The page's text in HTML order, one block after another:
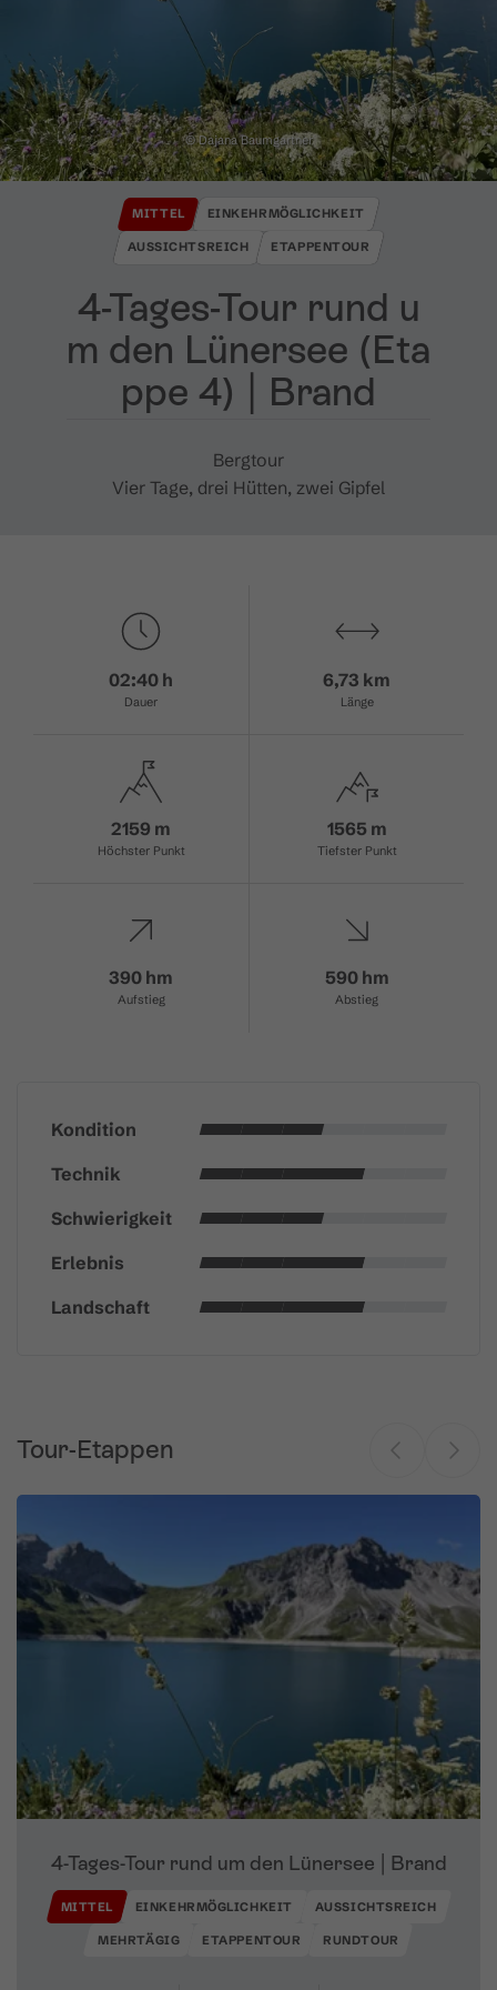
© Dajana Baumgartner
4​-​Tages​-​Tour rund u
m den Lünersee ​(​Eta
ppe 4​)​ ​|​ Brand
MITTEL EINKEHRMÖGLICHKEIT
AUSSICHTSREICH ETAPPENTOUR
Bergtour
Vier Tage, drei Hütten, zwei Gipfel
02:40 h
Dauer
6,73 km
Länge
2159 m
Höchster Punkt
1565 m
Tiefster Punkt
390 hm
Aufstieg
590 hm
Abstieg
Kondition
Technik
Schwierigkeit
Erlebnis
Landschaft
Tour-Etappen
4-Tages-Tour rund um den Lünersee | Brand
MITTEL EINKEHRMÖGLICHKEIT AUSSICHTSREICH
MEHRTÄGIG ETAPPENTOUR RUNDTOUR